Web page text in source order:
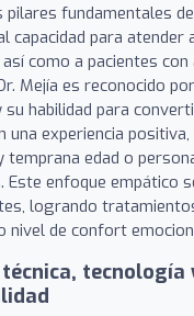
pilares fundamentales
capacidad para atender
como a pacientes
Mejía es reconocido
habilidad para
una experiencia
temprana edad o
Este enfoque empático
logrando
nivel de confort
tecnología